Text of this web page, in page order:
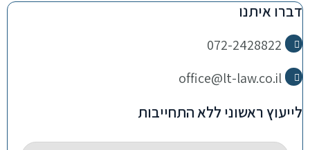
דברו איתנו
072-2428822
office@lt-law.co.il
לייעוץ ראשוני ללא התחייבות